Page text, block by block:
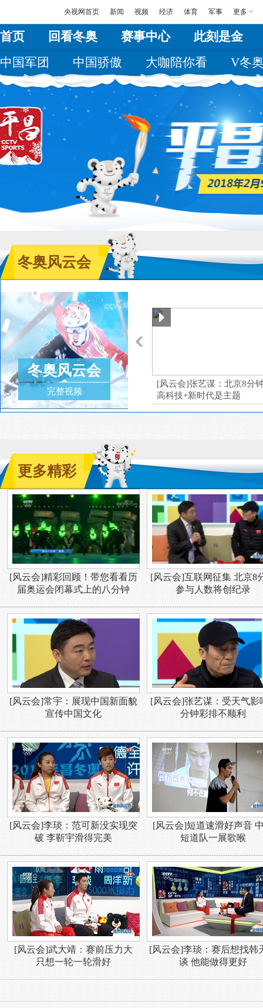
央视网首页 新闻 视频 经济 体育 军事 更多
首页 回看冬奥 赛事中心
此刻是金
中国军团
中国骄傲 大咖陪你看 V冬
冬奥风云会
冬奥风云会
完整视频
[风云会]张艺谋：北京8分
高科技+新时代是主题
更多精彩
[风云会]精彩回顾！带您看看历
届奥运会闭幕式上的八分钟
[风云会]互联网征集 北京8
参与人数将创纪录
[风云会]常宇：展现中国新面貌
宣传中国文化
[风云会]张艺谋：受天气影
分钟彩排不顺利
[风云会]李琰：范可新没实现突
破 李靳宇滑得完美
[风云会]短道速滑好声音
短道队一展歌喉
[风云会]武大靖：赛前压力大
只想一轮一轮滑好
[风云会]李琰：赛后想找韩
谈 他能做得更好